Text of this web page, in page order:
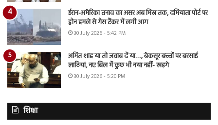
ईरान-अमेरिका तनाव का असर अब मिस्र तक, दमियाता पोर्ट पर
ड्रोन हमले से गैस टैंकर में लगी आग
30 July 2026 - 5:42 PM
अमित शाह या तो जवाब दें या…., बेकसूर बच्चों पर बरसाई
लाठियां, नए बिल में कुछ भी नया नहीं- खड़गे
30 July 2026 - 5:20 PM
शिक्षा